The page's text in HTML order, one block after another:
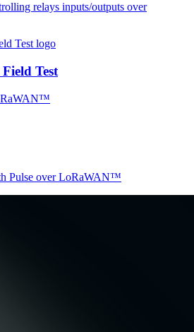
relays inputs/outputs over
Test
Pulse over LoRaWAN™